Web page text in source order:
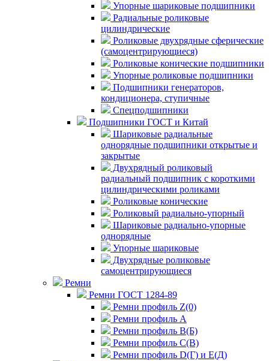
Упорные шариковые подшипники
Радиальные роликовые
цилиндрические
Роликовые двухрядные сферические
(самоцентрирующиеся)
Роликовые конические подшипники
Упорные роликовые подшипники
Подшипники генераторов,
кондиционера, ступичные
Спецподшипники
Подшипники ГОСТ и Китай
Шариковые радиальные
однорядные подшипники открытые и
закрытые
Двухрядный роликовый
радиальный подшипник с короткими
цилиндрическими роликами
Роликовые конические
Роликовый радиально-упорный
Шариковые радиально-упорные
однорядные
Упорные шариковые
Двухрядные роликовые
самоцентрирующиеся
Ремни
Ремни ГОСТ 1284-89
Ремни профиль Z(0)
Ремни профиль А
Ремни профиль В(Б)
Ремни профиль С(В)
Ремни профиль D(Г) и E(Д)